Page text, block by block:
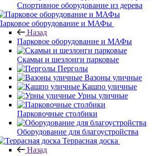
Спортивное оборудование из дерева
оборудование и МАФы
Назад
Парковое оборудование и МАФы
Скамьи и шезлонги парковые
Перголы
Вазоны уличные
Кашпо уличные
Урны уличные
Парковочные столбики
Оборудование для благоустройства
Террасная доска
Назад